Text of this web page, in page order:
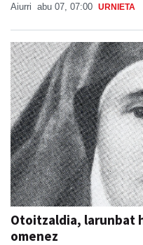
Aiurri abu 07, 07:00 URNIETA
Otoitzaldia, larunbat
omenez